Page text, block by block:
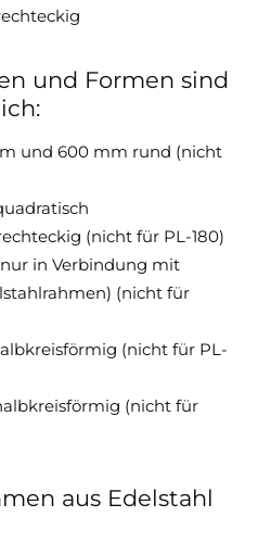
und Formen sind
und 600 mm rund (nicht
(nicht für PL-180)
in Verbindung mit
(nicht für
(nicht für PL-
(nicht für
aus Edelstahl